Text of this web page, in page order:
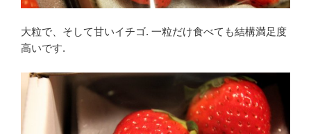
大粒で、そして甘いイチゴ. 一粒だけ食べても結構満足度
高いです.